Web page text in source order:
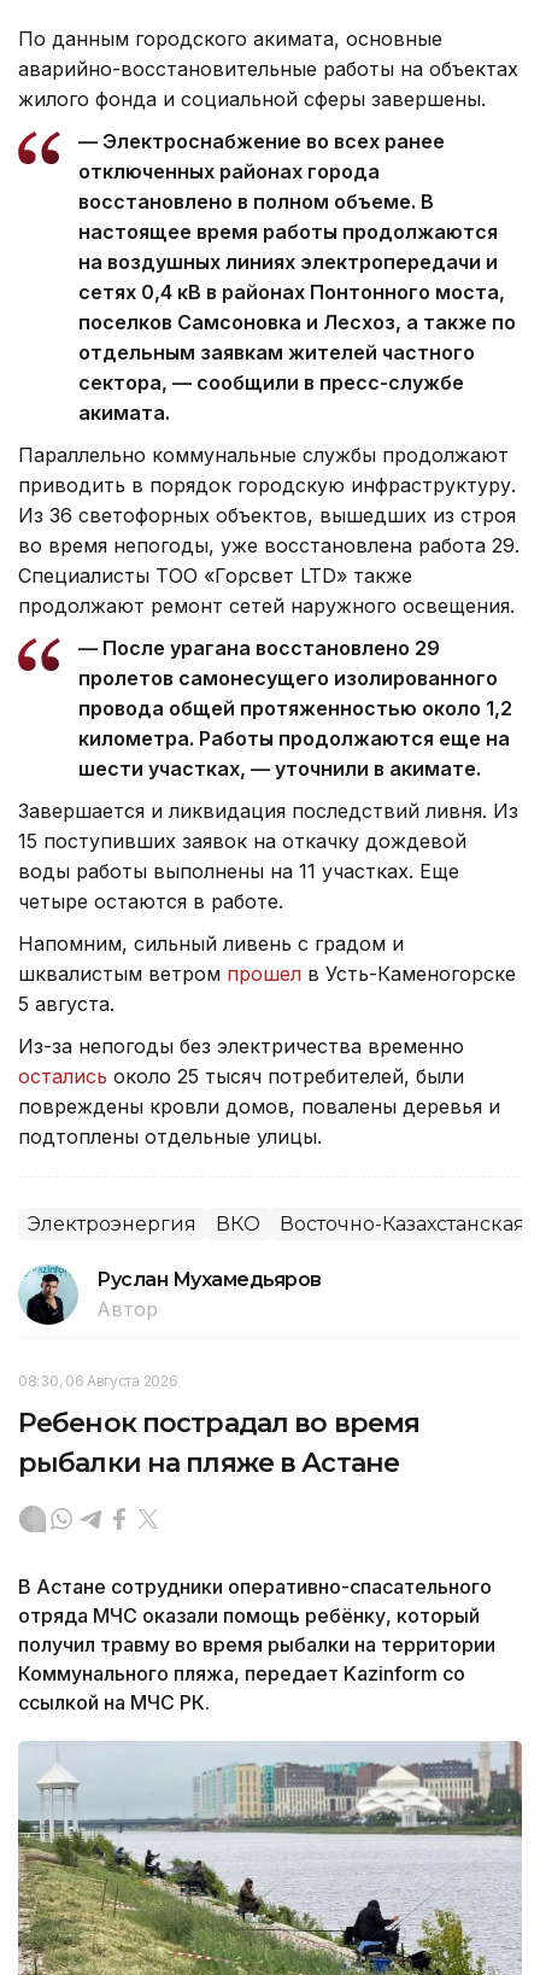
По данным городского акимата, основные
аварийно-восстановительные работы на объектах
жилого фонда и социальной сферы завершены.
— Электроснабжение во всех ранее
отключенных районах города
восстановлено в полном объеме. В
настоящее время работы продолжаются
на воздушных линиях электропередачи и
сетях 0,4 кВ в районах Понтонного моста,
поселков Самсоновка и Лесхоз, а также по
отдельным заявкам жителей частного
сектора, — сообщили в пресс-службе
акимата.
Параллельно коммунальные службы продолжают
приводить в порядок городскую инфраструктуру.
Из 36 светофорных объектов, вышедших из строя
во время непогоды, уже восстановлена работа 29.
Специалисты ТОО «Горсвет LTD» также
продолжают ремонт сетей наружного освещения.
— После урагана восстановлено 29
пролетов самонесущего изолированного
провода общей протяженностью около 1,2
километра. Работы продолжаются еще на
шести участках, — уточнили в акимате.
Завершается и ликвидация последствий ливня. Из
15 поступивших заявок на откачку дождевой
воды работы выполнены на 11 участках. Еще
четыре остаются в работе.
Напомним, сильный ливень с градом и
шквалистым ветром прошел в Усть-Каменогорске
5 августа.
Из-за непогоды без электричества временно
остались около 25 тысяч потребителей, были
повреждены кровли домов, повалены деревья и
подтоплены отдельные улицы.
Электроэнергия ВКО Восточно-Казахстанская
Руслан Мухамедьяров
Автор
08:30, 06 Августа 2026
Ребенок пострадал во время
рыбалки на пляже в Астане
В Астане сотрудники оперативно-спасательного
отряда МЧС оказали помощь ребёнку, который
получил травму во время рыбалки на территории
Коммунального пляжа, передает Kazinform со
ссылкой на МЧС РК.